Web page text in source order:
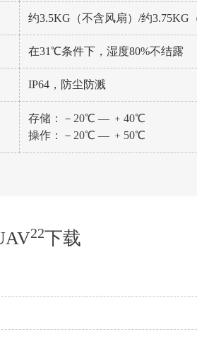
约3.5KG（不含风扇）/约3.75KG
在31℃条件下，湿度80%不结露
IP64，防尘防溅
存储：－20℃ — ﹢40℃
操作：－20℃ — ﹢50℃
22下载